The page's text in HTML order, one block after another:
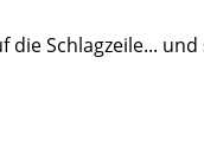
die Schlagzeile...